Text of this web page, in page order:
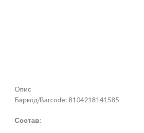
Опис
Баркод/Barcode: 8104218141585
Состав: